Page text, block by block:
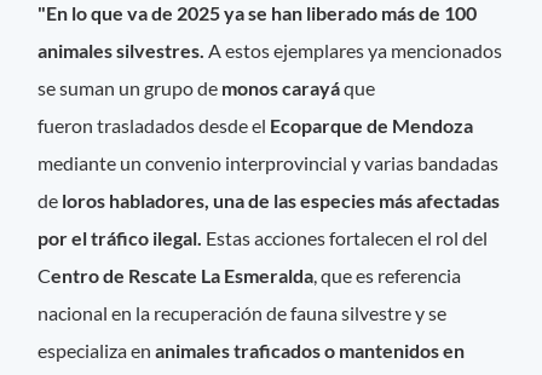
"En lo que va de 2025 ya se han liberado más de 100
animales silvestres. A estos ejemplares ya mencionados
se suman un grupo de monos carayáque
fueron trasladados desde el Ecoparque de Mendoza
mediante un convenio interprovincial y varias bandadas
de loros habladores, una de las especies más afectadas
por el tráfico ilegal. Estas acciones fortalecen el rol del
Centro de Rescate La Esmeralda, que es referencia
nacional en la recuperación de fauna silvestre y se
especializa enanimales traficados o mantenidos en